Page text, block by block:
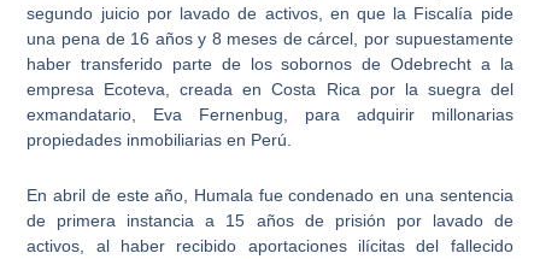
segundo juicio por lavado de activos, en que la Fiscalía pide
una pena de 16 años y 8 meses de cárcel, por supuestamente
haber transferido parte de lossobornos de Odebrecht a la
empresa Ecoteva, creada en Costa Rica por la suegra del
exmandatario, Eva Fernenbug, para adquirir millonarias
propiedades inmobiliarias en Perú.
En abril de este año, Humala fue condenado en una sentencia
de primera instancia a 15 años de prisión por lavado de
activos, al haber recibido aportaciones ilícitas del fallecido